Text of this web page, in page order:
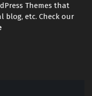
Themes that
blog, etc. Check our